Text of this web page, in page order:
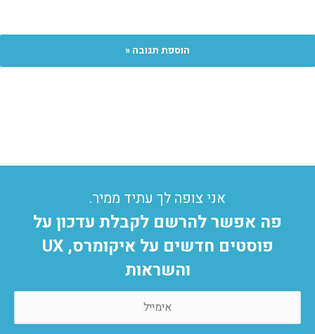
אני צופה לך עתיד ממיר.
פה אפשר להרשם לקבלת עדכון על
פוסטים חדשים על איקומרס, UX
והשראות